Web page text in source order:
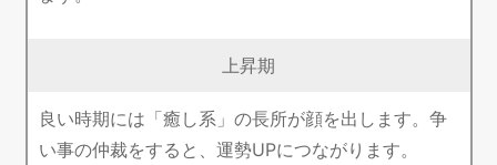
上昇期
良い時期には「癒し系」の長所が顔を出します。争
い事の仲裁をすると、運勢UPにつながります。